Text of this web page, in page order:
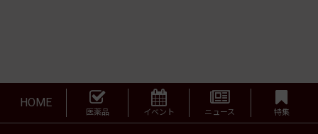
HOME
医薬品 イベント ニュース 特集